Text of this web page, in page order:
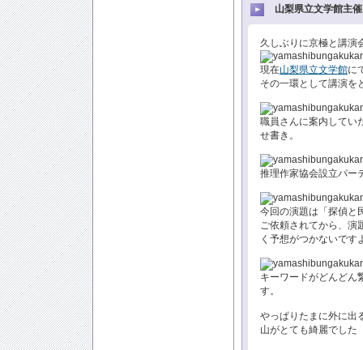
山梨県立文学館主
久しぶりに京極と講演
現在山梨県立文学館に
その一環として講演を
職員さんに案内してい
せ書き。
推理作家協会設立パー
今回の演題は「探偵と
ご依頼されてから、演
く予想がつかないです
キーワードがどんどん
す。
やっぱりたまに外に出
山がとても綺麗でした